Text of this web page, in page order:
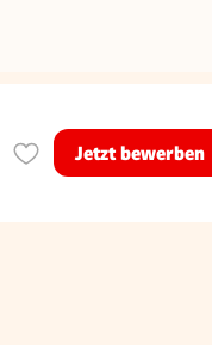
dieses Inserat
Jetzt bewerben